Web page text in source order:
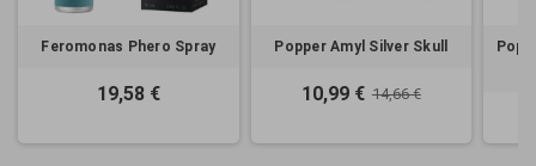
Feromonas Phero Spray
19,58 €
Popper Amyl Silver Skull
10,99 € 14,66 €